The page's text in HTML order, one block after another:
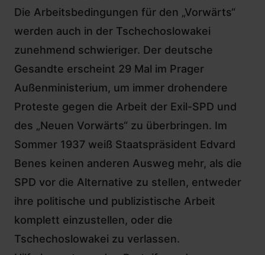
Die Arbeitsbedingungen für den „Vorwärts“
werden auch in der Tschechoslowakei
zunehmend schwieriger. Der deutsche
Gesandte erscheint 29 Mal im Prager
Außenministerium, um immer drohendere
Proteste gegen die Arbeit der Exil-SPD und
des „Neuen Vorwärts“ zu überbringen. Im
Sommer 1937 weiß Staatspräsident Edvard
Benes keinen anderen Ausweg mehr, als die
SPD vor die Alternative zu stellen, entweder
ihre politische und publizistische Arbeit
komplett einzustellen, oder die
Tschechoslowakei zu verlassen.